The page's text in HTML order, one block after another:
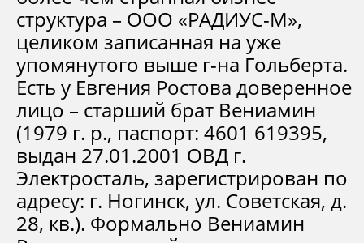
структура – ООО «РАДИУС-М»,
целиком записанная на уже
упомянутого выше г-на Гольберта.
Есть у Евгения Ростова доверенное
лицо – старший брат Вениамин
(1979 г. р., паспорт: 4601 619395,
выдан 27.01.2001 ОВД г.
Электросталь, зарегистрирован по
адресу: г. Ногинск, ул. Советская, д.
28, кв.). Формально Вениамин